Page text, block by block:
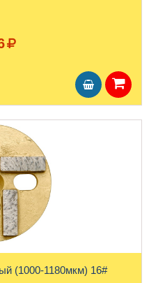
(1000-1180мкм) 16#